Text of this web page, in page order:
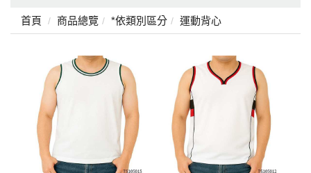
首頁 商品總覽 *依類別區分 運動背心